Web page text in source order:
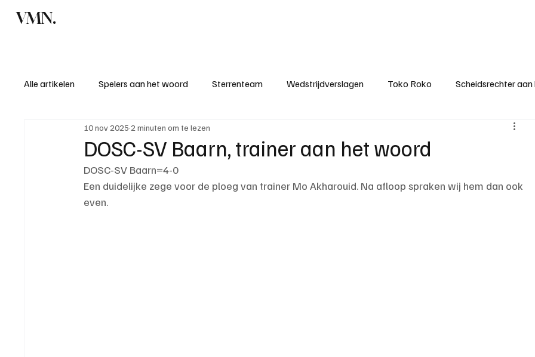
VMN.
Alle artikelen Spelers aan het woord Sterrenteam Wedstrijdverslagen Toko Roko Scheidsrechter
Standen & uitslagen KM - Meest sportieve ploeg KM - Topscorer van het
DOSC-SV Baarn, trainer aan het woord
10 nov 2025 2 minuten om te lezen
DOSC-SV Baarn=4-0
Een duidelijke zege voor de ploeg van trainer Mo Akharouid. Na afloop spraken wij hem dan ook
even.